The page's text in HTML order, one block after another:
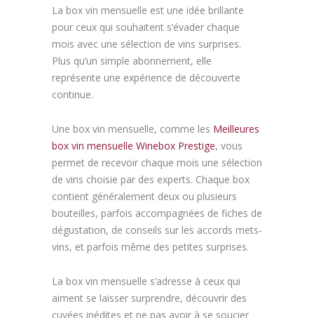
La box vin mensuelle est une idée brillante
pour ceux qui souhaitent s’évader chaque
mois avec une sélection de vins surprises.
Plus qu’un simple abonnement, elle
représente une expérience de découverte
continue.
Une box vin mensuelle, comme les Meilleures
box vin mensuelle Winebox Prestige, vous
permet de recevoir chaque mois une sélection
de vins choisie par des experts. Chaque box
contient généralement deux ou plusieurs
bouteilles, parfois accompagnées de fiches de
dégustation, de conseils sur les accords mets-
vins, et parfois même des petites surprises.
La box vin mensuelle s’adresse à ceux qui
aiment se laisser surprendre, découvrir des
cuvées inédites et ne pas avoir à se soucier